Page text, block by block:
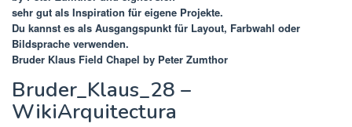
sehr gut als Inspiration für eigene Projekte.
Du kannst es als Ausgangspunkt für Layout, Farbwahl oder
Bildsprache verwenden.
Bruder Klaus Field Chapel by Peter Zumthor
Bruder_Klaus_28 –
WikiArquitectura